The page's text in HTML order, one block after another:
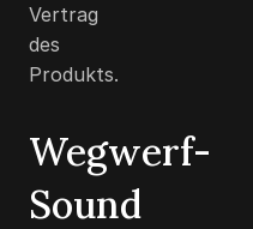
Vertrag
des
Produkts.
Wegwerf-
Sound